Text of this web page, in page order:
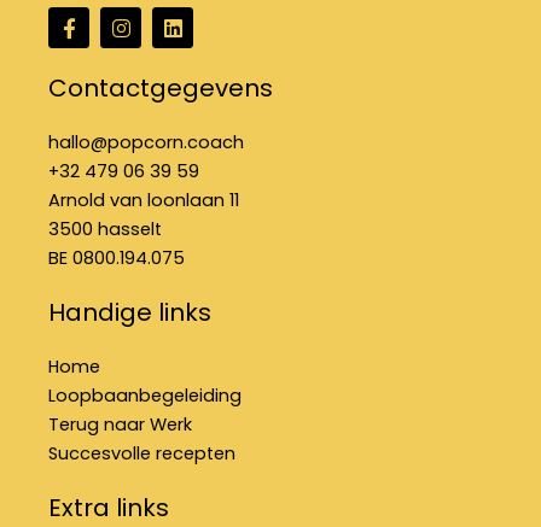
F
a
c
e
b
o
k
-
f
I
n
s
t
a
r
a
m
L
i
n
k
e
i
n
Contactgegevens
hallo@popcorn.coach
+32 479 06 39 59
Arnold van loonlaan 11
3500 hasselt
BE 0800.194.075
Handige links
Home
Loopbaanbegeleiding
Terug naar Werk
Succesvolle recepten
Extra links